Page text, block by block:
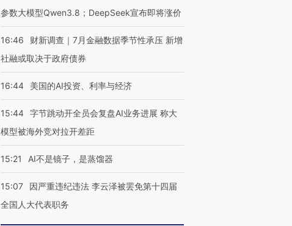
参数大模型Qwen3.8；DeepSeek宣布即将涨价
16:46
财新调查｜7月金融数据季节性承压 新增
社融或取决于政府债券
16:44 美国的AI投资、利率与经济
15:44 字节跳动开全员会复盘AI业务进展 称大
模型被海外竞对拉开差距
15:21 AI不是镜子，是蒸馏器
15:07
因严重违纪违法 李云泽被罢免第十四届
全国人大代表职务